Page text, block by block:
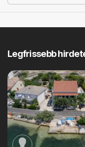
Legfrissebb